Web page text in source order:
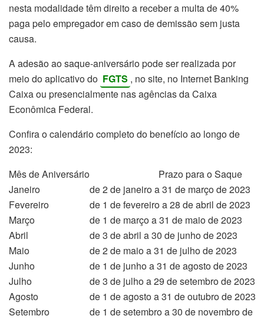
nesta modalidade têm direito a receber a multa de 40%
paga pelo empregador em caso de demissão sem justa
causa.
A adesão ao saque-aniversário pode ser realizada por
meio do aplicativo do FGTS , no site, no Internet Banking
Caixa ou presencialmente nas agências da Caixa
Econômica Federal.
Confira o calendário completo do benefício ao longo de
2023:
Mês de Aniversário
Prazo para o Saque
Janeiro
de 2 de janeiro a 31 de março de 2023
Fevereiro
de 1 de fevereiro a 28 de abril de 2023
Março
de 1 de março a 31 de maio de 2023
Abril
de 3 de abril a 30 de junho de 2023
Maio
de 2 de maio a 31 de julho de 2023
Junho
de 1 de junho a 31 de agosto de 2023
Julho
de 3 de julho a 29 de setembro de 2023
Agosto
de 1 de agosto a 31 de outubro de 2023
Setembro
de 1 de setembro a 30 de novembro de